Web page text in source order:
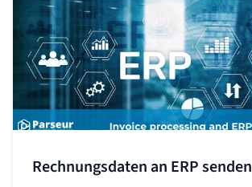
Rechnungsdaten an ERP senden